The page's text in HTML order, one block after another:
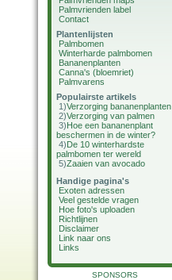
Palmvrienden label
Contact
Plantenlijsten
Palmbomen
Winterharde palmbomen
Bananenplanten
Canna's (bloemriet)
Palmvarens
Populairste artikels
1)Verzorging bananenplanten
2)Verzorging van palmen
3)Hoe een bananenplant
beschermen in de winter?
4)De 10 winterhardste
palmbomen ter wereld
5)Zaaien van avocado
Handige pagina's
Exoten adressen
Veel gestelde vragen
Hoe foto's uploaden
Richtlijnen
Disclaimer
Link naar ons
Links
SPONSORS